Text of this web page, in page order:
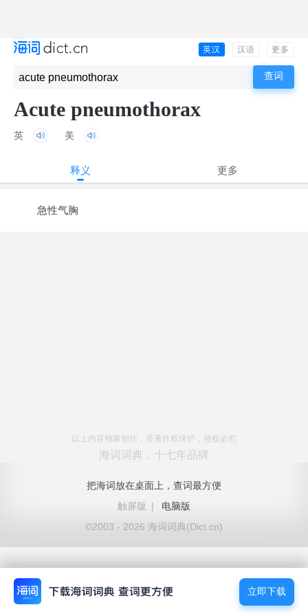
英汉 汉语 更多
Acute pneumothorax
英 美
释义 更多
急性气胸
以上内容独家创作，受著作权保护，侵权必究
海词词典，十七年品牌
把海词放在桌面上，查词最方便
触屏版
|
电脑版
©2003 - 2026 海词词典(Dict.cn)
立即下载
立即下载